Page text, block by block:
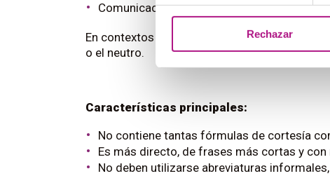
Rechazar
Comunicación profesional (según contexto)
En contextos en los que no esté muy claro
o el neutro.
Características principales:
No contiene tantas fórmulas de cortesía
Es más directo, de frases más cortas y
No deben utilizarse abreviaturas